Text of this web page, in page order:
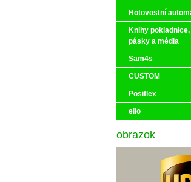
Hotovostní
Knihy
pásky a média
Sam4s
CUSTOM
Posiflex
elio
obrazok